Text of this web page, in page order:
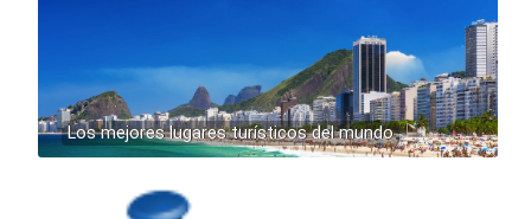
Los mejores lugares turísticos del mundo